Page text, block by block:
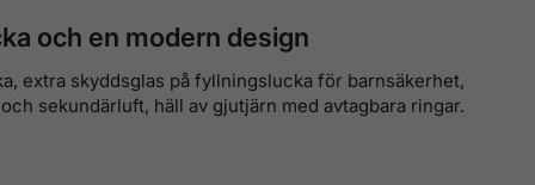
och en modern design
extra skyddsglas på fyllningslucka för barnsäkerhet,
sekundärluft, häll av gjutjärn med avtagbara ringar.